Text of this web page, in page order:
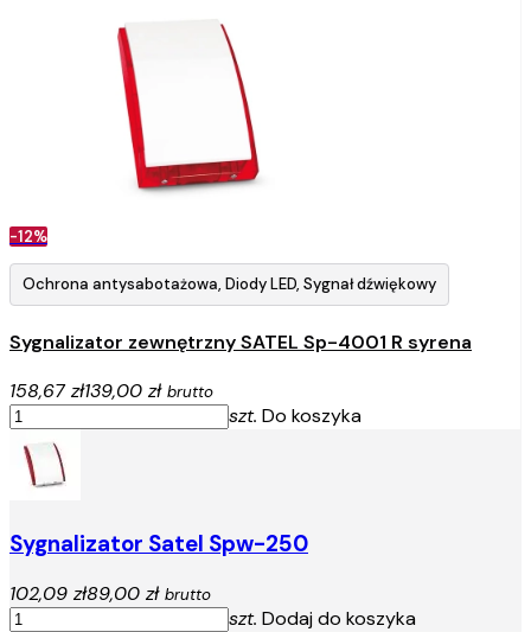
-12%
Ochrona antysabotażowa, Diody LED, Sygnał dźwiękowy
Sygnalizator zewnętrzny SATEL Sp-4001 R syrena
158,67 zł139,00 zł brutto
szt. Do koszyka
Sygnalizator Satel Spw-250
102,09 zł89,00 zł brutto
szt. Dodaj do koszyka